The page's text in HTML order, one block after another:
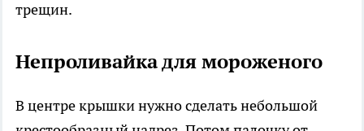
трещин.
Непроливайка для мороженого
В центре крышки нужно сделать небольшой